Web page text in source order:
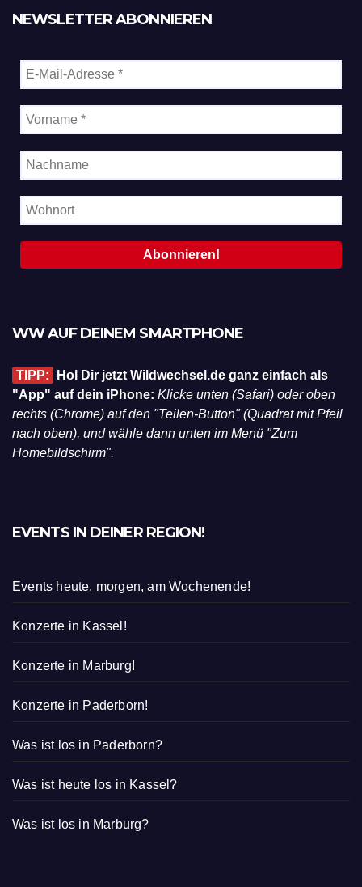
NEWSLETTER ABONNIEREN
WW AUF DEINEM SMARTPHONE
TIPP:
Hol Dir jetzt Wildwechsel.de ganz einfach als
"App" auf dein iPhone: Klicke unten (Safari) oder oben
rechts (Chrome) auf den "Teilen-Button" (Quadrat mit Pfeil
nach oben), und wähle dann unten im Menü "Zum
Homebildschirm".
EVENTS IN DEINER REGION!
Events heute, morgen, am Wochenende!
Konzerte in Kassel!
Konzerte in Marburg!
Konzerte in Paderborn!
Was ist los in Paderborn?
Was ist heute los in Kassel?
Was ist los in Marburg?